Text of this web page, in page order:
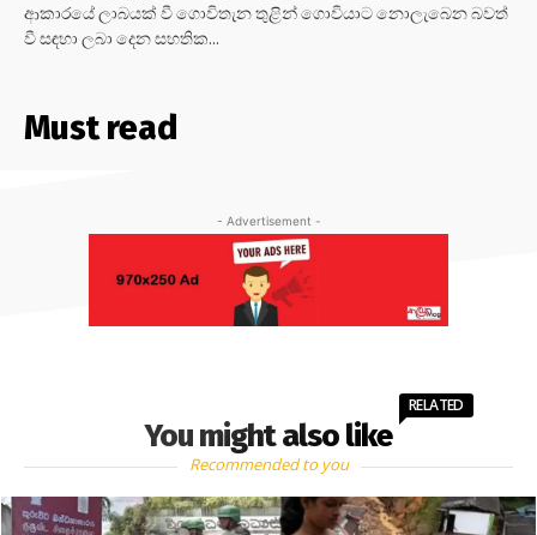
ආකාරයේ ලාබයක් වී ගොවිතැන තුළින් ගොවියාට නොලැබෙන බවත්
වී සඳහා ලබා දෙන සහතික...
Must read
- Advertisement -
You might also like
RELATED
Recommended to you